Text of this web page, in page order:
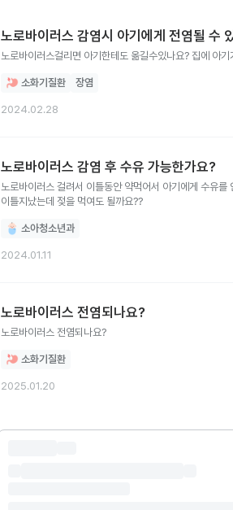
노로바이러스 감염시 아기에게 전염될 수
노로바이러스걸리면 아기한테도 옮길수있나요? 집에 아
소화기질환 장염
2024.02.28
노로바이러스 감염 후 수유 가능한가요?
노로바이러스 걸려서 이틀동안 약먹어서 아기에게 수유
이틀지났는데 젖을 먹여도 될까요??
소아청소년과
2024.01.11
노로바이러스 전염되나요?
노로바이러스 전염되나요?
소화기질환
2025.01.20